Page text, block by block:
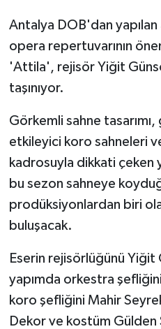
Antalya DOB'dan
opera repertuvarının
'Attila', rejisör Yiğit
taşınıyor.
Görkemli sahne tasarımı,
etkileyici koro sahneleri
kadrosuyla dikkati çeken
bu sezon sahneye
prodüksiyonlardan biri
buluşacak.
Eserin rejisörlüğünü
yapımda orkestra
koro şefliğini Mahir
Dekor ve kostüm